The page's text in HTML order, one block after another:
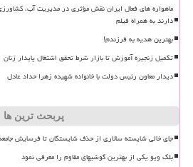
ماهواره های فعال ایران نقش مؤثری در مدیریت آب،
دارند به همراه فیلم
بهترین هدیه به فرزندم!
تکمیل زنجیره آموزش تا بازار شرط تحقق اشتغال پایدار زنان
دیدار معاون رئیس دولت با خانواده شهیده زهرا حداد عادل
پربحث ترین ها
جای خالی شایسته سالاری از حذف شایستگان تا فرسایش
بلک ویو یکی از بهترین گوشیهای مقاوم را معرفی نمود